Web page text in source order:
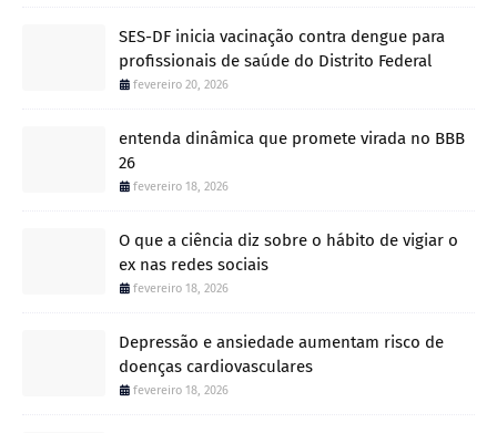
SES-DF inicia vacinação contra dengue para
profissionais de saúde do Distrito Federal
fevereiro 20, 2026
entenda dinâmica que promete virada no BBB
26
fevereiro 18, 2026
O que a ciência diz sobre o hábito de vigiar o
ex nas redes sociais
fevereiro 18, 2026
Depressão e ansiedade aumentam risco de
doenças cardiovasculares
fevereiro 18, 2026